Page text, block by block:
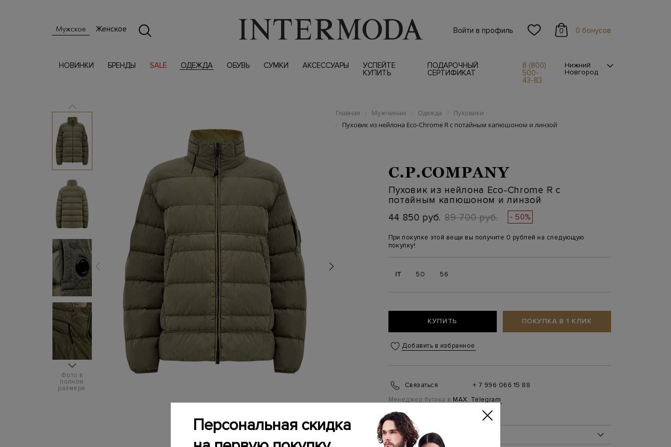
Мужское Женское Войти в профиль 0 0 бонусов
НОВИНКИ БРЕНДЫ SALE ОДЕЖДА ОБУВЬ СУМКИ АКСЕССУАРЫ
УСПЕЙТЕ
КУПИТЬ
ПОДАРОЧНЫЙ
СЕРТИФИКАТ
8 (800)
500-
43-83
Нижний
Новгород
Фото в
полном
размере
Главная / Мужчинам / Одежда / Пуховики
/ Пуховик из нейлона Eco-Chrome R с потайным капюшоном и линзой
C.P.COMPANY
Пуховик из нейлона Eco-Chrome R с
потайным капюшоном и линзой
44 850 руб. 89 700 руб. - 50%
При покупке этой вещи вы получите 0 рублей на следующую
покупку!
IT 50 56
КУПИТЬ ПОКУПКА В 1 КЛИК
Добавить в избранное
Связаться
+ 7 996 066 15 88
Менеджер бутика в MAX, Telegram
ИНФОРМАЦИЯ ОБ ИЗДЕЛИИ
Персональная скидка